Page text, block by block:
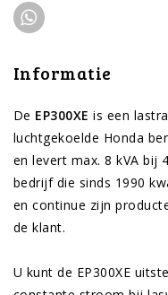
Informatie
De EP300XE is een
luchtgekoelde Honda
en levert max. 8 kVA bij
bedrijf die sinds 1990
en continue zijn
de klant.
U kunt de EP300XE